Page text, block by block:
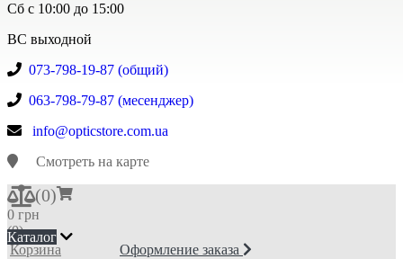
Сб с 10:00 до 15:00
ВС выходной
073-798-19-87 (общий)
063-798-79-87 (месенджер)
info@opticstore.com.ua
Смотреть на карте
(0)
0 грн
(0)
Корзина
Оформление заказа
Каталог